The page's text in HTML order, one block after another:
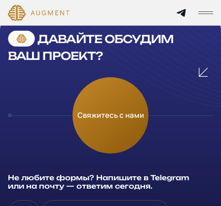
Главная
Технологии и цены
Услуги
Cannot find 'services' template with page 'detail'
ДАВАЙТЕ ОБСУДИМ
ВАШ ПРОЕКТ?
Свяжитесь с нами
Не любите формы? Напишите в Telegram
или на почту — ответим сегодня.
Оставьте заявку
Заполните и отправьте данные и мы свяжемся с вами в
течение рабочего дня
Компания